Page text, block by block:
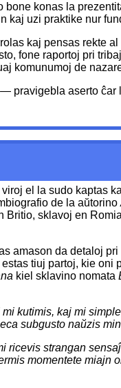
bone konas la
kaj uzi praktike nur
kaj pensas rekte
fone raportoj pri
komunumoj de
pravigebla aserto
el la sudo kaptas
de la aŭtorino
Britio, sklavoj en
amason da detaloj
tiuj partoj, kie
kiel sklavino nomata
kutimis, kaj mi
subgusto naŭzis
ricevis strangan
momentete